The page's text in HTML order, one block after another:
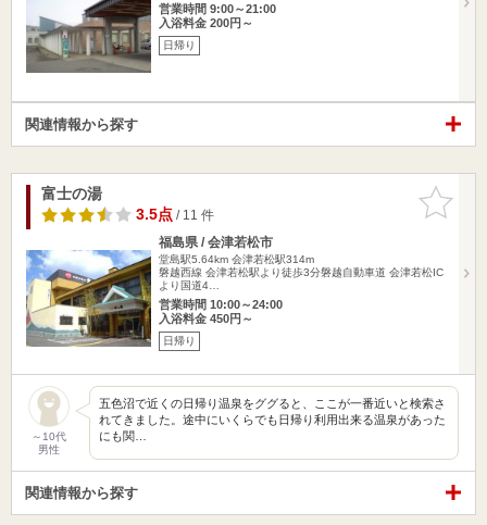
営業時間 9:00～21:00
入浴料金 200円～
日帰り
関連情報から探す
お気に入
りに追加
富士の湯
3.5点/ 11 件
福島県 / 会津若松市
堂島駅5.64km 会津若松駅314m
磐越西線 会津若松駅より徒歩3分磐越自動車道 会津若松IC
より国道4…
営業時間 10:00～24:00
入浴料金 450円～
日帰り
～10代
男性
五色沼で近くの日帰り温泉をググると、ここが一番近いと検索さ
れてきました。途中にいくらでも日帰り利用出来る温泉があった
にも関…
関連情報から探す